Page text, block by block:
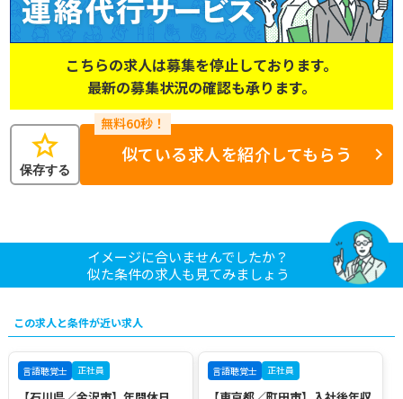
こちらの求人は募集を停止しております。
最新の募集状況の確認も承ります。
star
保存する
似ている求人を紹介してもらう
イメージに合いませんでしたか？
似た条件の求人も見てみましょう
この求人と条件が近い求人
言語聴覚士 正社員 言語聴覚士 正社員